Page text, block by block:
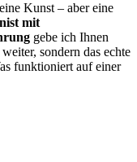
Kunst – aber eine
mit
gebe ich Ihnen
sondern das echte
funktioniert auf einer